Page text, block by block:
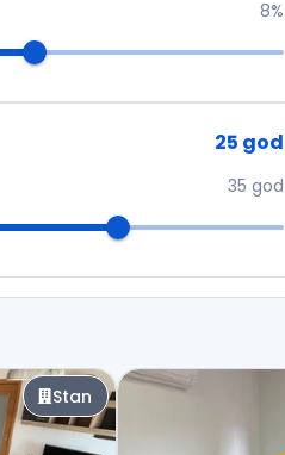
8%
25 god
35god
Stan